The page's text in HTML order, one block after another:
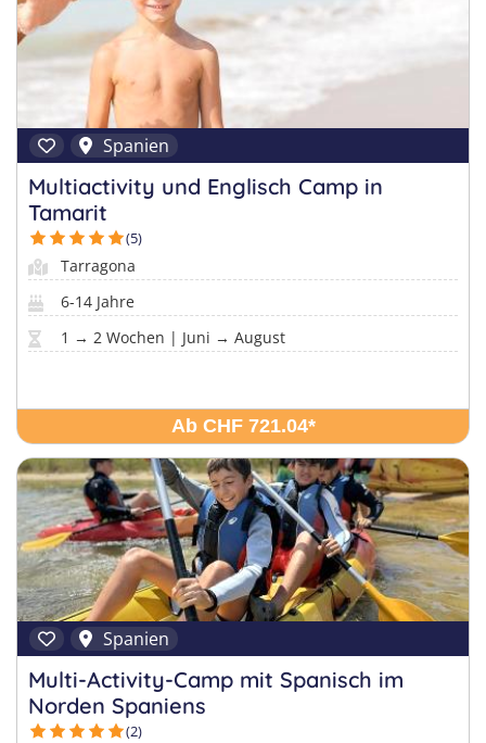
Spanien
Multiactivity und Englisch Camp in
Tamarit
(5)
Tarragona
6-14 Jahre
1 → 2 Wochen | Juni → August
Ab CHF 721.04*
Spanien
Multi-Activity-Camp mit Spanisch im
Norden Spaniens
(2)